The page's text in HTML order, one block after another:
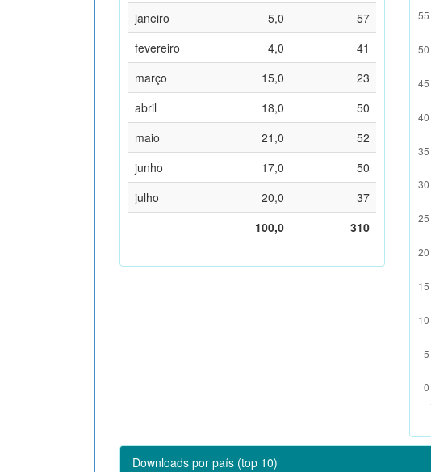
janeiro
5,0
57
fevereiro
4,0
41
março
15,0
23
abril
18,0
50
maio
21,0
52
junho
17,0
50
julho
20,0
37
100,0
310
Downloads por país (top 10)